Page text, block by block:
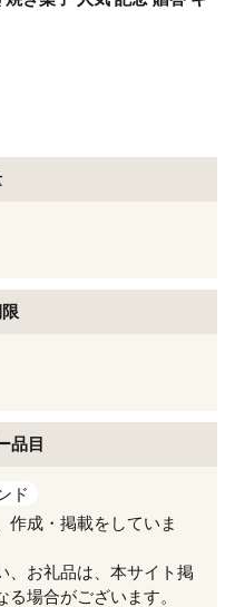
品目
ド
成・掲載をしていま
お礼品は、本サイト掲
場合がございます。